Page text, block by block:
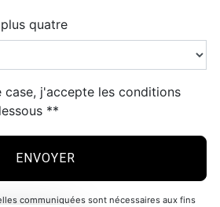
quatre
case, j'accepte les conditions
**
ENVOYER
communiquées sont nécessaires aux fins